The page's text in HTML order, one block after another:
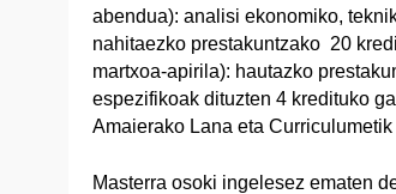
abendua): analisi ekonomiko,
nahitaezko prestakuntzako 20
martxoa-apirila): hautazko
espezifikoak dituzten 4 kredituko
Amaierako Lana eta
Masterra osoki ingelesez ematen